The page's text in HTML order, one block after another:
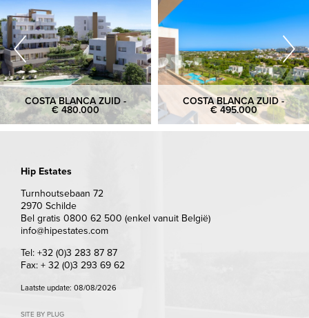
COSTA BLANCA ZUID -
€ 480.000
COSTA BLANCA ZUID -
€ 495.000
Hip Estates
Turnhoutsebaan 72
2970 Schilde
Bel gratis 0800 62 500 (enkel vanuit België)
info@hipestates.com
Tel: +32 (0)3 283 87 87
Fax: + 32 (0)3 293 69 62
Laatste update: 08/08/2026
SITE BY PLUG